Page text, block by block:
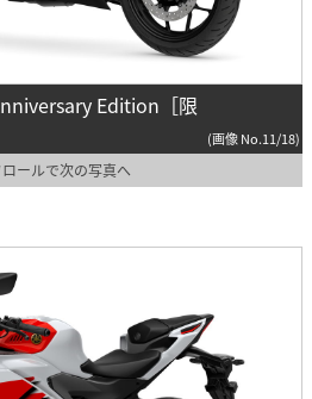
Edition［限
(画像 No.11/18)
ールで次の写真へ